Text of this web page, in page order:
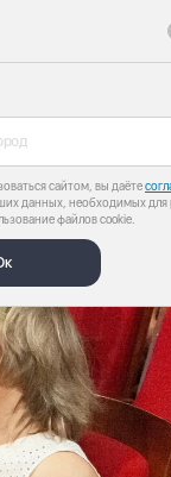
сайтом, вы даёте
данных, необходимых для
файлов cookie.